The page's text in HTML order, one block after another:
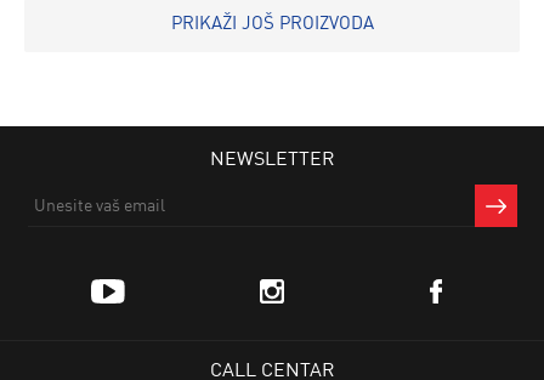
PRIKAŽI JOŠ PROIZVODA
NEWSLETTER
CALL CENTAR